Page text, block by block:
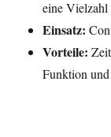
eine
Einsatz:
Vorteile:
Funktion